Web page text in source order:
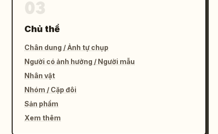
Chủ thể
Chân dung / Ảnh tự chụp
Người có ảnh hưởng / Người mẫu
Nhân vật
Nhóm / Cặp đôi
Sản phẩm
Xem thêm